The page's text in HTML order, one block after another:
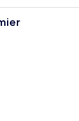
kerja Kamar